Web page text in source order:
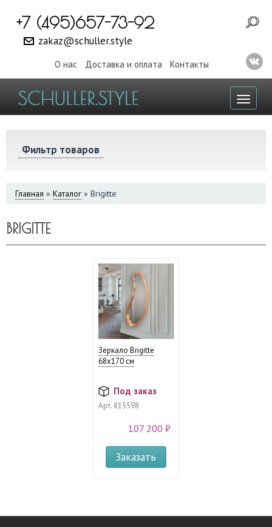
+7 (495)657-73-92
zakaz@schuller.style
О нас Доставка и оплата Контакты
Фильтр товаров
ВЫ
Главная » Каталог » Brigitte
BRIGITTE
Зеркало Brigitte
68x170 см
Под заказ
Арт. 815598
107 200 ₽
Заказать